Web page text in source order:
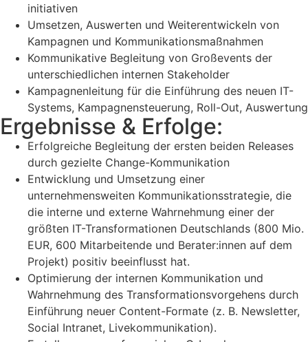
initiativen
Umsetzen, Auswerten und Weiterentwickeln von
Kampagnen und Kommunikationsmaßnahmen
Kommunikative Begleitung von Großevents der
unterschiedlichen internen Stakeholder
Kampagnenleitung für die Einführung des neuen IT-
Systems, Kampagnensteuerung, Roll-Out, Auswertung
Ergebnisse & Erfolge:
Erfolgreiche Begleitung der ersten beiden Releases
durch gezielte Change-Kommunikation
Entwicklung und Umsetzung einer
unternehmensweiten Kommunikationsstrategie, die
die interne und externe Wahrnehmung einer der
größten IT-Transformationen Deutschlands (800 Mio.
EUR, 600 Mitarbeitende und Berater:innen auf dem
Projekt) positiv beeinflusst hat.
Optimierung der internen Kommunikation und
Wahrnehmung des Transformationsvorgehens durch
Einführung neuer Content-Formate (z. B. Newsletter,
Social Intranet, Livekommunikation).